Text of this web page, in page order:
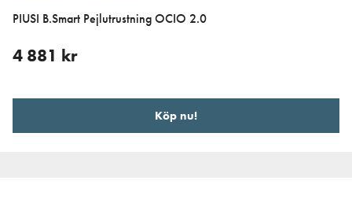
PIUSI B.Smart Pejlutrustning OCIO 2.0
4 881 kr
Köp nu!